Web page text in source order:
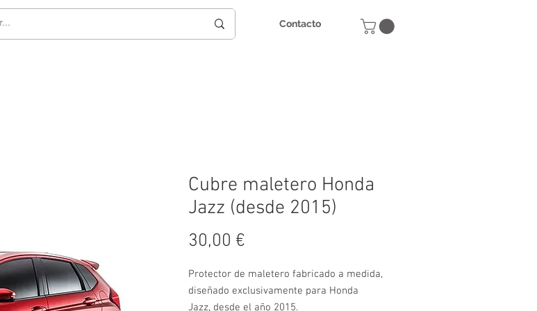
Contacto
Cubre maletero Honda
Jazz (desde 2015)
30,00 €
Protector de maletero fabricado a medida,
diseñado exclusivamente para Honda
Jazz, desde el año 2015.